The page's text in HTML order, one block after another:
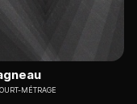
MÉTRAGE